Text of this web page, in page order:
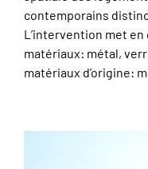
contemporains
L’intervention met
matériaux: métal,
matériaux d’origine: